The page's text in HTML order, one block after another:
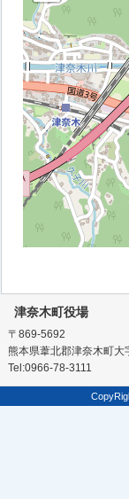
津奈木町役場
〒869-5692
熊本県葦北郡津奈木町
Tel:0966-78-3111